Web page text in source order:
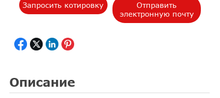
Запросить котировку
Отправить
электронную почту
Описание